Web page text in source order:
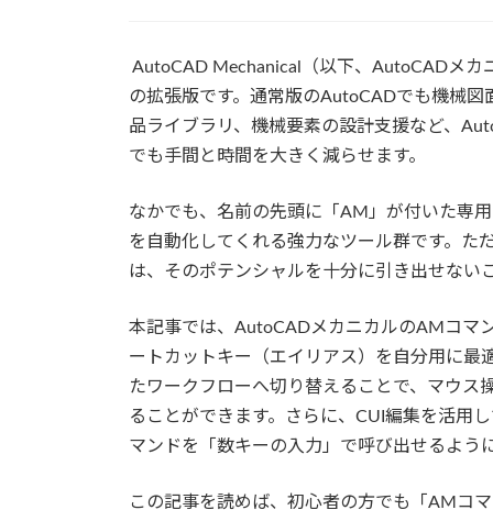
AutoCAD Mechanical（以下、AutoCADメカ
の拡張版です。通常版のAutoCADでも機械
品ライブラリ、機械要素の設計支援など、
でも手間と時間を大きく減らせます。
なかでも、名前の先頭に「AM」が付いた専
を自動化してくれる強力なツール群です。た
は、そのポテンシャルを十分に引き出せない
本記事では、AutoCADメカニカルのAMコマ
ートカットキー（エイリアス）を自分用に最
たワークフローへ切り替えることで、マウス
ることができます。さらに、CUI編集を活用
マンドを「数キーの入力」で呼び出せるよう
この記事を読めば、初心者の方でも「AMコ